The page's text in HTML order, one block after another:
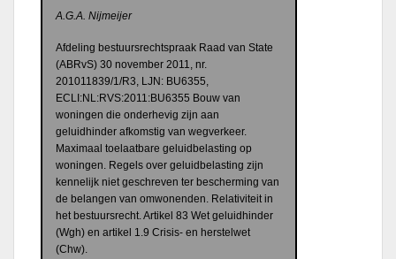
A.G.A. Nijmeijer
Afdeling bestuursrechtspraak Raad van State
(ABRvS) 30 november 2011, nr.
201011839/1/R3, LJN: BU6355,
ECLI:NL:RVS:2011:BU6355 Bouw van
woningen die onderhevig zijn aan
geluidhinder afkomstig van wegverkeer.
Maximaal toelaatbare geluidbelasting op
woningen. Regels over geluidbelasting zijn
kennelijk niet geschreven ter bescherming van
de belangen van omwonenden. Relativiteit in
het bestuursrecht. Artikel 83 Wet geluidhinder
(Wgh) en artikel 1.9 Crisis- en herstelwet
(Chw).